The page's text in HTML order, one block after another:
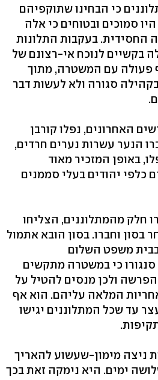
כי הבחינו שתוקפיהם
סמוכים ובטוחים כי אלה
החסידית. בעקבות התלונות
בקשיים לנוכח אי-רצונם של
פעולה עם המשטרה, מתוך
סגורה ולא לעשות דבר
האחרונים, נפלו קורבן
הנער עשרות נערים חרדים,
באופן המזכיר מאוד
כלפי יהודים בעלי סממנים
חלק מהמתלוננים, הצליחו
בסון וחברו. בסון הובא אתמול
משפט השלום
כי במשטרה מתקשים
ולכן מנסים להטיל על
המלאה עליהם. הוא אף
עד שכל המתלוננים יגישו
ניצה מימון-שעשוע להאריך
ימים. היא נימקה זאת בכך